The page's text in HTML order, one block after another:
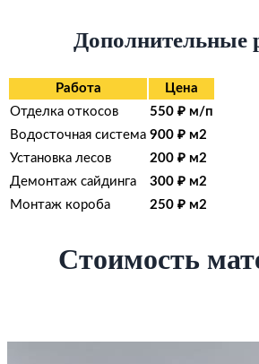
Дополнительные
Работа
Цена
Отделка откосов
550 ₽ м/п
Водосточная система 900 ₽ м2
Установка лесов
200 ₽ м2
Демонтаж сайдинга
300 ₽ м2
Монтаж короба
250 ₽ м2
Стоимость